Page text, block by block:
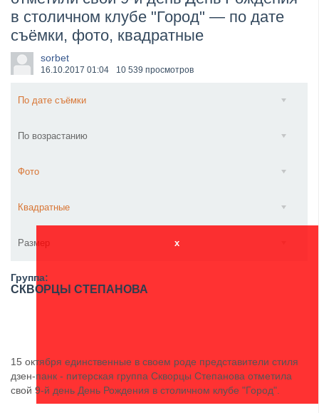
​Anthrax выпустили новый сингл и клип «Everybod...
в столичном клубе "Город" — по дате
съёмки, фото, квадратные
sorbet
16.10.2017 01:04 10 539 просмотров
По дате съёмки
По возрастанию
Фото
Квадратные
Размер x
Группа:
СКВОРЦЫ СТЕПАНОВА
15 октября единственные в своем роде представители стиля
дзен-панк - питерская группа Скворцы Степанова отметила
свой 9-й день День Рождения в столичном клубе "Город".